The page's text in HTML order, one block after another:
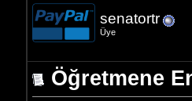
senatortr
Üye
Öğretmene